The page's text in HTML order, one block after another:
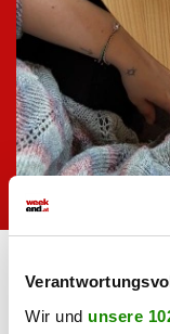
Wir und unsere
Kontakt